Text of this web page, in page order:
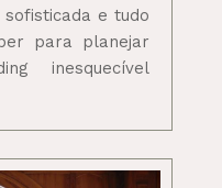
sofisticada e tudo
para planejar
inesquecível